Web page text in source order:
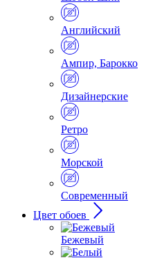
Английский
Ампир, Барокко
Дизайнерские
Ретро
Морской
Современный
Цвет обоев
Бежевый